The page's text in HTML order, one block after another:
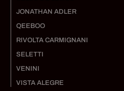
JONATHAN ADLER
QEEBOO
RIVOLTA CARMIGNANI
SELETTI
VENINI
VISTA ALEGRE